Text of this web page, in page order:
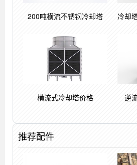
200吨横流不锈钢冷却塔 冷却
横流式冷却塔价格 逆
推荐配件